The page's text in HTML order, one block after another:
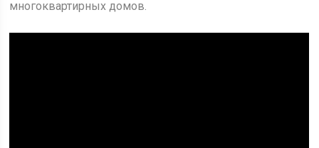
многоквартирных домов.